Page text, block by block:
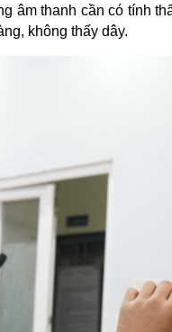
âm thanh cần có tính
không thấy dây.